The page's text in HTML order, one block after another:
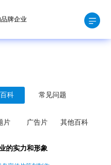
牌企业
科 常见问题
片 广告片 其他百科
的实力和形象